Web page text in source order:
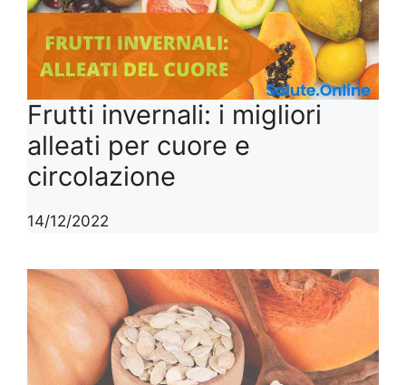
Frutti invernali: i migliori
alleati per cuore e
circolazione
14/12/2022